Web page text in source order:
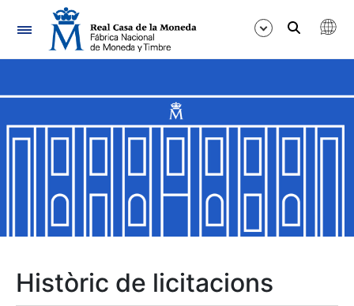
Navegació
Mostra/Amaga
Mostra/Amaga
Mostra/Amaga
Històric de licitacions